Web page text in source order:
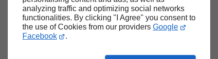
analyzing traffic and optimizing social networks
functionalities. By clicking "I Agree" you consent to
the use of Cookies from our providers Google
Facebook
.